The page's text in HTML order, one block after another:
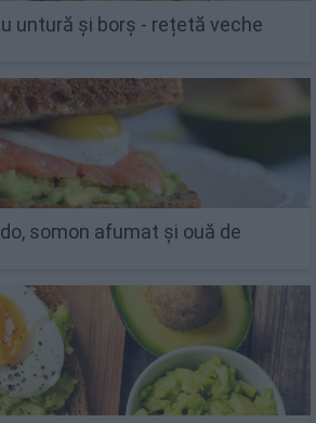
untură și borș - rețetă veche
somon afumat și ouă de